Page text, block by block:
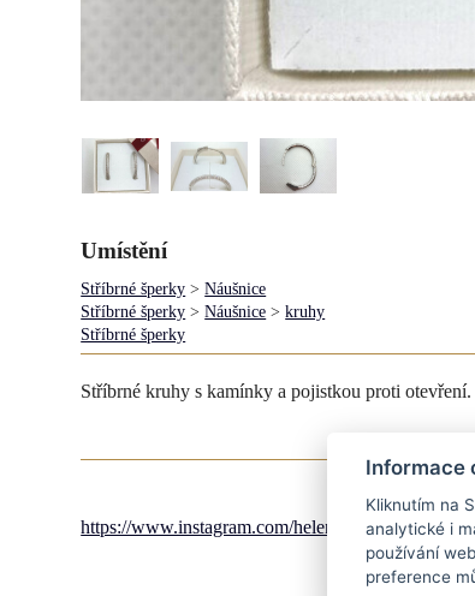
Umístění
Stříbrné šperky >Náušnice
Stříbrné šperky >Náušnice >kruhy
Stříbrné šperky
Stříbrné kruhy s kamínky a pojistkou proti otevření.
https://www.instagram.com/helena_sperknaprani/
Informace
Kliknutím na
analytické i
používání
preference